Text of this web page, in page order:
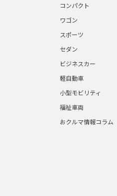
コンパクト
ワゴン
スポーツ
セダン
ビジネスカー
軽自動車
小型モビリティ
福祉車両
おクルマ情報コラム